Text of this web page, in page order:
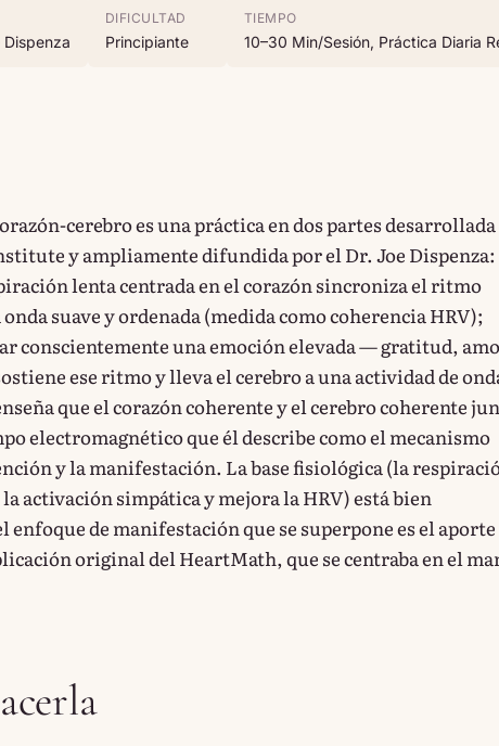
DIFICULTAD
Principiante
TIEMPO
10–30 Min/sesión, Práctica Diaria
cerebro es una práctica en dos partes
y ampliamente difundida por el Dr. Joe Dispenza:
lenta centrada en el corazón sincroniza el ritmo
suave y ordenada (medida como coherencia HRV);
conscientemente una emoción elevada — gratitud,
ese ritmo y lleva el cerebro a una actividad de
que el corazón coherente y el cerebro coherente
electromagnético que él describe como el mecanismo
y la manifestación. La base fisiológica (la
activación simpática y mejora la HRV) está bien
enfoque de manifestación que se superpone es el aporte
original del HeartMath, que se centraba en el